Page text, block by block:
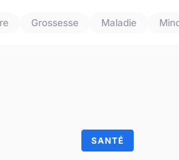
Grossesse Maladie
SANTÉ